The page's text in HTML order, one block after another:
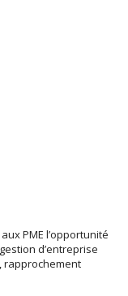
PME l’opportunité
d’entreprise
rapprochement